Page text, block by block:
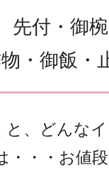
付・御
・御飯・
と、どんな
・・・お値